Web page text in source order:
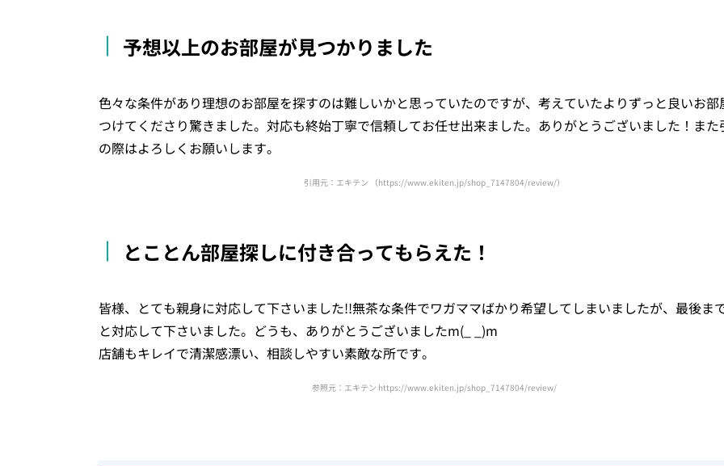
予想以上のお部屋が見つかりました
色々な条件があり理想のお部屋を探すのは難しいかと思っていたのですが、考えていたよりずっと良いお部
つけてくださり驚きました。対応も終始丁寧で信頼してお任せ出来ました。ありがとうございました！また
の際はよろしくお願いします。
引用元：エキテン （https://www.ekiten.jp/shop_7147804/review/）
とことん部屋探しに付き合ってもらえた！
皆様、とても親身に対応して下さいました!!無茶な条件でワガママばかり希望してしまいましたが、最後ま
と対応して下さいました。どうも、ありがとうございましたm(_ _)m
店舗もキレイで清潔感漂い、相談しやすい素敵な所です。
参照元：エキテン https://www.ekiten.jp/shop_7147804/review/